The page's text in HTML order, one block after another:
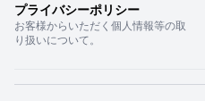
プライバシーポリシー
お客様からいただく個人情報等の取
り扱いについて。